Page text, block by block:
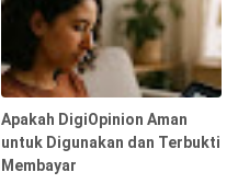
Apakah DigiOpinion Aman
untuk Digunakan dan Terbukti
Membayar